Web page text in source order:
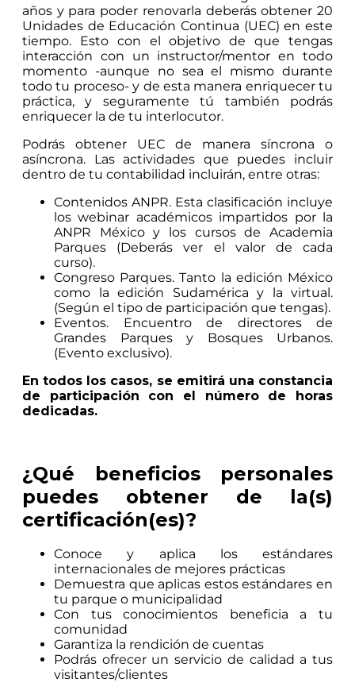
años y para poder renovarla deberás obtener 20
Unidades de Educación Continua (UEC) en este
tiempo. Esto con el objetivo de que tengas
interacción con un instructor/mentor en todo
momento -aunque no sea el mismo durante
todo tu proceso- y de esta manera enriquecer tu
práctica, y seguramente tú también podrás
enriquecer la de tu interlocutor.
Podrás obtener UEC de manera síncrona o
asíncrona. Las actividades que puedes incluir
dentro de tu contabilidad incluirán, entre otras:
Contenidos ANPR. Esta clasificación incluye
los webinar académicos impartidos por la
ANPR México y los cursos de Academia
Parques (Deberás ver el valor de cada
curso).
Congreso Parques. Tanto la edición México
como la edición Sudamérica y la virtual.
(Según el tipo de participación que tengas).
Eventos. Encuentro de directores de
Grandes Parques y Bosques Urbanos.
(Evento exclusivo).
En todos los casos, se emitirá una constancia
de participación con el número de horas
dedicadas.
¿Qué beneficios personales
puedes obtener de la(s)
certificación(es)?
Conoce y aplica los estándares
internacionales de mejores prácticas
Demuestra que aplicas estos estándares en
tu parque o municipalidad
Con tus conocimientos beneficia a tu
comunidad
Garantiza la rendición de cuentas
Podrás ofrecer un servicio de calidad a tus
visitantes/clientes